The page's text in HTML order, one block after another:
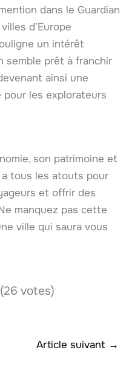
dans le Guardian
d’Europe
un intérêt
semble prêt à franchir
ainsi une
les explorateurs
son patrimoine et
tous les atouts pour
et offrir des
manquez pas cette
ville qui saura vous
votes)
Article suivant →